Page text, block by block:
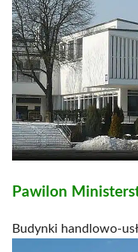
Pawilon
Budynki handlowo-